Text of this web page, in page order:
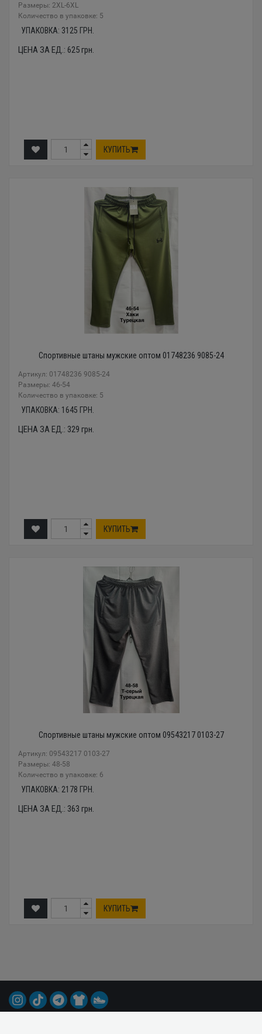
Размеры: 2XL-6XL
Количество в упаковке: 5
УПАКОВКА: 3125 ГРН.
ЦЕНА ЗА ЕД.: 625грн.
КУПИТЬ
Спортивные штаны мужские оптом 01748236 9085-24
Артикул: 01748236 9085-24
Размеры: 46-54
Количество в упаковке: 5
УПАКОВКА: 1645 ГРН.
ЦЕНА ЗА ЕД.: 329 грн.
КУПИТЬ
Спортивные штаны мужские оптом 09543217 0103-27
Артикул: 09543217 0103-27
Размеры: 48-58
Количество в упаковке: 6
УПАКОВКА: 2178 ГРН.
ЦЕНА ЗА ЕД.: 363 грн.
КУПИТЬ